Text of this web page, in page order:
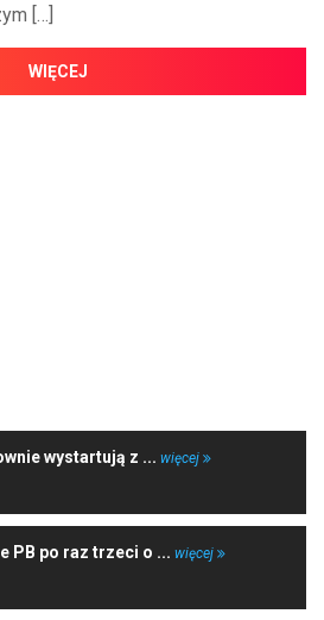
[…]
WIĘCEJ
wystartują z ... więcej
PB po raz trzeci o ... więcej